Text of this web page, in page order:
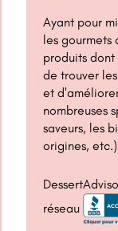
Ayant pour
les gourmets
produits
de trouver
et
nombreuses
saveurs, les
origines, etc.)
réseau